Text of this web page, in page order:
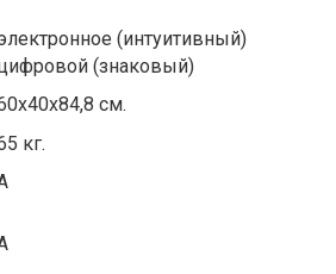
(интуитивный)
(знаковый)
см.
кг.